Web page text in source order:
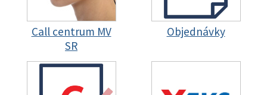
Call centrum MV
SR
Objednávky